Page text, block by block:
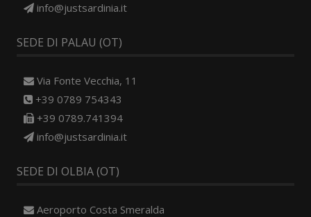
info@justsardinia.it
SEDE DI PALAU (OT)
Via Fonte Vecchia, 11
+39 0789 754343
+39 0789.741394
info@justsardinia.it
SEDE DI OLBIA (OT)
Aeroporto Costa Smeralda